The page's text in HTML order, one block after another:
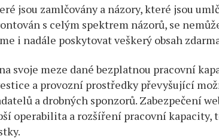
jsou zamlčovány a názory, které jsou
s celým spektrem názorů, se
i nadále poskytovat veškerý obsah
svoje meze dané bezplatnou pracovní
a provozní prostředky převyšující
a drobných sponzorů. Zabezpečení
operabilita a rozšíření pracovní kapacity,